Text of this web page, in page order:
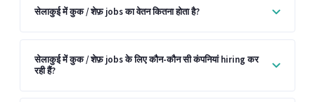
सेलाकुई में कुक / शेफ़ jobs का वेतन कितना होता है?
सेलाकुई में कुक / शेफ़ jobs के लिए कौन-कौन सी कंपनियां hiring कर
रही हैं?